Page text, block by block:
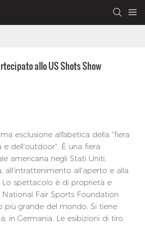
allo US Shots Show
esclusione alfabetica della "fiera
e dell'outdoor". È una fiera
americana negli Stati Uniti,
all'intrattenimento all'aperto e alla
Lo spettacolo è di proprietà e
Fair Sports Foundation
più grande del mondo. Si tiene
in Germania. Le esibizioni di tiro